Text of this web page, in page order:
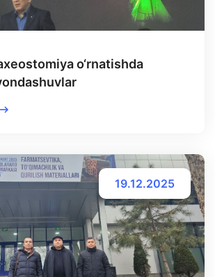
o‘rnatishda
19.12.2025